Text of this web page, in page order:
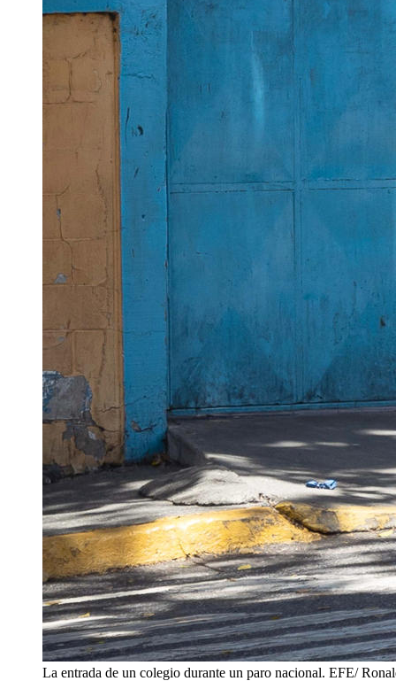
La entrada de un colegio durante un paro nacional. EFE/